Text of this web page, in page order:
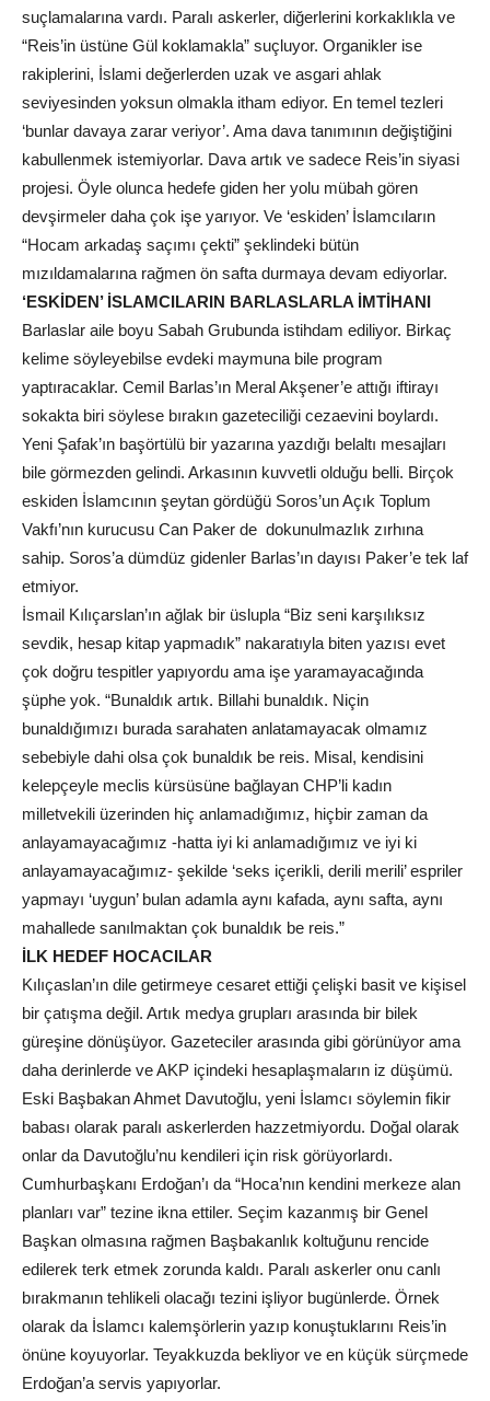
suçlamalarına vardı. Paralı askerler, diğerlerini korkaklıkla ve
“Reis’in üstüne Gül koklamakla” suçluyor. Organikler ise
rakiplerini, İslami değerlerden uzak ve asgari ahlak
seviyesinden yoksun olmakla itham ediyor. En temel tezleri
‘bunlar davaya zarar veriyor’. Ama dava tanımının değiştiğini
kabullenmek istemiyorlar. Dava artık ve sadece Reis’in siyasi
projesi. Öyle olunca hedefe giden her yolu mübah gören
devşirmeler daha çok işe yarıyor. Ve ‘eskiden’ İslamcıların
“Hocam arkadaş saçımı çekti” şeklindeki bütün
mızıldamalarına rağmen ön safta durmaya devam ediyorlar.
‘ESKİDEN’ İSLAMCILARIN BARLASLARLA İMTİHANI
Barlaslar aile boyu Sabah Grubunda istihdam ediliyor. Birkaç
kelime söyleyebilse evdeki maymuna bile program
yaptıracaklar. Cemil Barlas’ın Meral Akşener’e attığı iftirayı
sokakta biri söylese bırakın gazeteciliği cezaevini boylardı.
Yeni Şafak’ın başörtülü bir yazarına yazdığı belaltı mesajları
bile görmezden gelindi. Arkasının kuvvetli olduğu belli. Birçok
eskiden İslamcının şeytan gördüğü Soros’un Açık Toplum
Vakfı’nın kurucusu Can Paker de dokunulmazlık zırhına
sahip. Soros’a dümdüz gidenler Barlas’ın dayısı Paker’e tek laf
etmiyor.
İsmail Kılıçarslan’ın ağlak bir üslupla “Biz seni karşılıksız
sevdik, hesap kitap yapmadık” nakaratıyla biten yazısı evet
çok doğru tespitler yapıyordu ama işe yaramayacağında
şüphe yok. “Bunaldık artık. Billahi bunaldık. Niçin
bunaldığımızı burada sarahaten anlatamayacak olmamız
sebebiyle dahi olsa çok bunaldık be reis. Misal, kendisini
kelepçeyle meclis kürsüsüne bağlayan CHP’li kadın
milletvekili üzerinden hiç anlamadığımız, hiçbir zaman da
anlayamayacağımız -hatta iyi ki anlamadığımız ve iyi ki
anlayamayacağımız- şekilde ‘seks içerikli, derili merili’ espriler
yapmayı ‘uygun’ bulan adamla aynı kafada, aynı safta, aynı
mahallede sanılmaktan çok bunaldık be reis.”
İLK HEDEF HOCACILAR
Kılıçaslan’ın dile getirmeye cesaret ettiği çelişki basit ve kişisel
bir çatışma değil. Artık medya grupları arasında bir bilek
güreşine dönüşüyor. Gazeteciler arasında gibi görünüyor ama
daha derinlerde ve AKP içindeki hesaplaşmaların iz düşümü.
Eski Başbakan Ahmet Davutoğlu, yeni İslamcı söylemin fikir
babası olarak paralı askerlerden hazzetmiyordu. Doğal olarak
onlar da Davutoğlu’nu kendileri için risk görüyorlardı.
Cumhurbaşkanı Erdoğan’ı da “Hoca’nın kendini merkeze alan
planları var” tezine ikna ettiler. Seçim kazanmış bir Genel
Başkan olmasına rağmen Başbakanlık koltuğunu rencide
edilerek terk etmek zorunda kaldı. Paralı askerler onu canlı
bırakmanın tehlikeli olacağı tezini işliyor bugünlerde. Örnek
olarak da İslamcı kalemşörlerin yazıp konuştuklarını Reis’in
önüne koyuyorlar. Teyakkuzda bekliyor ve en küçük sürçmede
Erdoğan’a servis yapıyorlar.